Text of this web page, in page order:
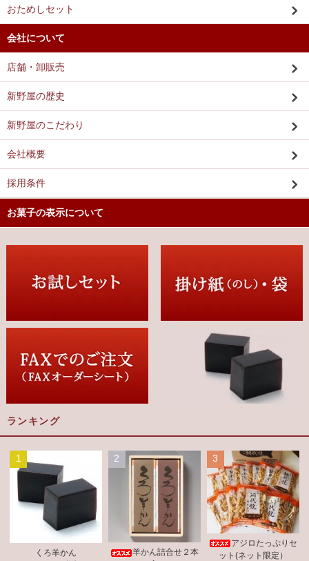
おためしセット
会社について
店舗・卸販売
新野屋の歴史
新野屋のこだわり
会社概要
採用条件
お菓子の表示について
ランキング
1
くろ羊かん
2
羊かん詰合せ２本
3
アジロたっぷりセ
ット(ネット限定）